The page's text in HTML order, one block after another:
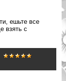
ешьте все
взять с